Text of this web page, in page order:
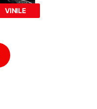
VINILE